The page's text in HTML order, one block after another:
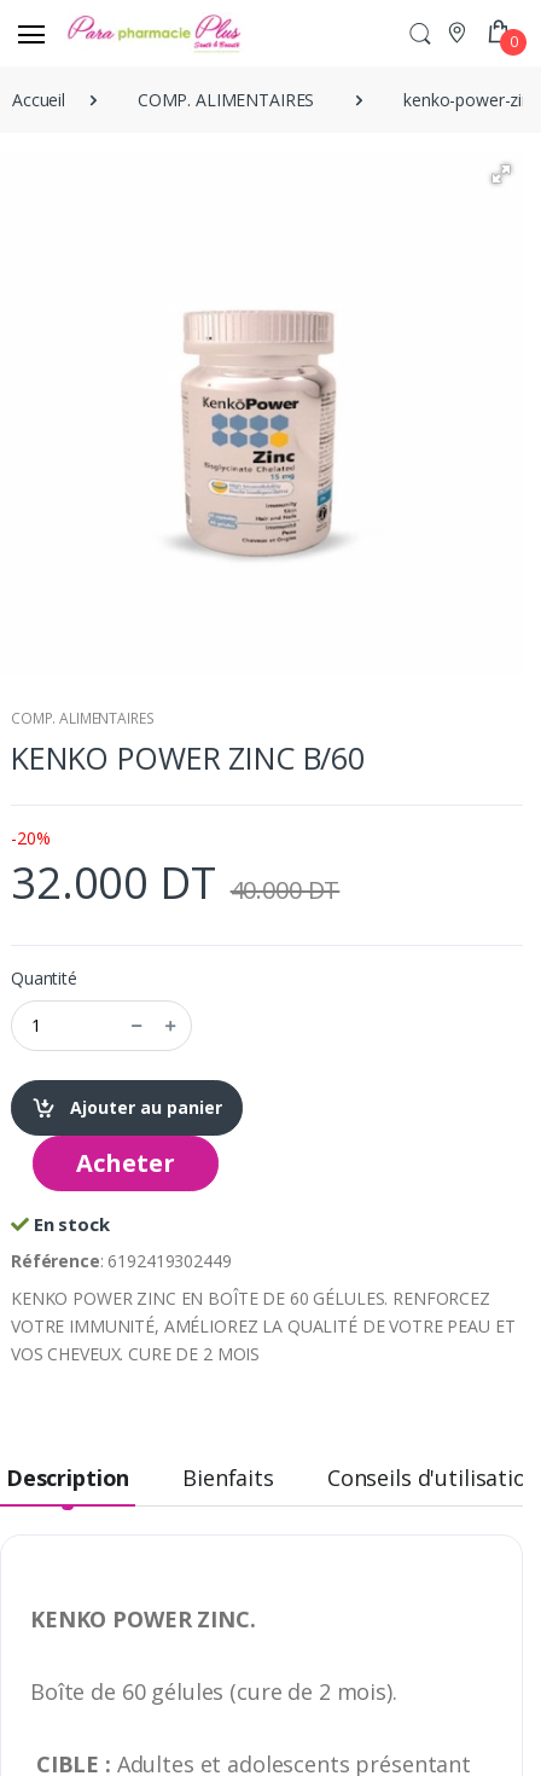
0
Accueil COMP. ALIMENTAIRES kenko-power-
COMP. ALIMENTAIRES
KENKO POWER ZINC B/60
-20%
32.000 DT 40.000 DT
Quantité
Ajouter au panier
Acheter
En stock
Référence: 6192419302449
KENKO POWER ZINC EN BOÎTE DE 60 GÉLULES. RENFORCEZ
VOTRE IMMUNITÉ, AMÉLIOREZ LA QUALITÉ DE VOTRE PEAU ET
VOS CHEVEUX. CURE DE 2 MOIS
Description Bienfaits Conseils d'utilisation
KENKO POWER ZINC.
Boîte de 60 gélules (cure de 2 mois).
CIBLE : Adultes et adolescents présentant